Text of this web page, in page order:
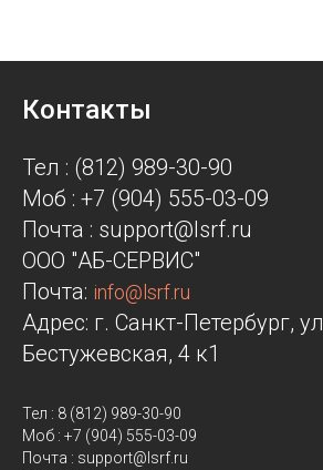
Контакты
Тел : (812) 989-30-90
Моб : +7 (904) 555-03-09
Почта : support@lsrf.ru
ООО "АБ-СЕРВИС"
Почта: info@lsrf.ru
Адрес: г. Санкт-Петербург,
Бестужевская, 4 к1
Тел : 8 (812) 989-30-90
Моб : +7 (904) 555-03-09
Почта : support@lsrf.ru